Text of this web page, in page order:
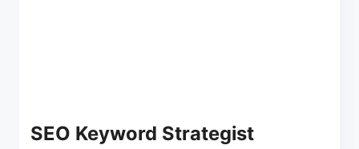
SEO Keyword Strategist